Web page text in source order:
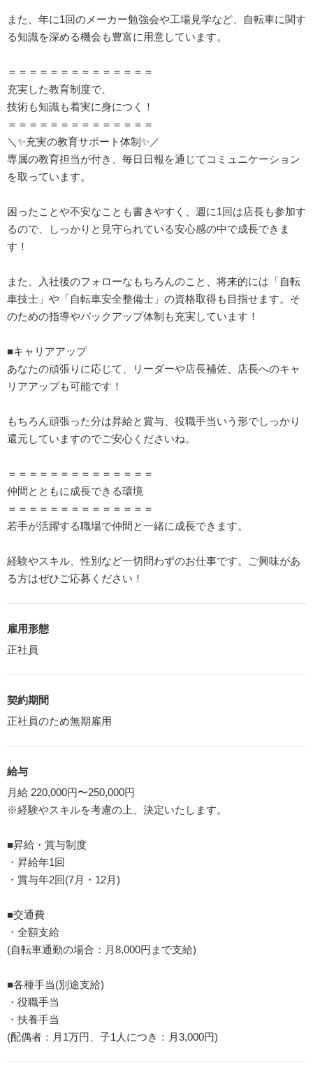
また、年に1回のメーカー勉強会や工場見学など、自転車に関す
る知識を深める機会も豊富に用意しています。
＝＝＝＝＝＝＝＝＝＝＝＝＝＝
充実した教育制度で、
技術も知識も着実に身につく！
＝＝＝＝＝＝＝＝＝＝＝＝＝＝
＼✨️充実の教育サポート体制✨️／
専属の教育担当が付き、毎日日報を通じてコミュニケーション
を取っています。
困ったことや不安なことも書きやすく、週に1回は店長も参加す
るので、しっかりと見守られている安心感の中で成長できま
す！
また、入社後のフォローなもちろんのこと、将来的には「自転
車技士」や「自転車安全整備士」の資格取得も目指せます。そ
のための指導やバックアップ体制も充実しています！
■キャリアアップ
あなたの頑張りに応じて、リーダーや店長補佐、店長へのキャ
リアアップも可能です！
もちろん頑張った分は昇給と賞与、役職手当いう形でしっかり
還元していますのでご安心くださいね。
＝＝＝＝＝＝＝＝＝＝＝＝＝＝
仲間とともに成長できる環境
＝＝＝＝＝＝＝＝＝＝＝＝＝＝
若手が活躍する職場で仲間と一緒に成長できます。
経験やスキル、性別など一切問わずのお仕事です。ご興味があ
る方はぜひご応募ください！
雇用形態
正社員
契約期間
正社員のため無期雇用
給与
月給 220,000円〜250,000円
※経験やスキルを考慮の上、決定いたします。
■昇給・賞与制度
・昇給年1回
・賞与年2回(7月・12月)
■交通費
・全額支給
(自転車通勤の場合：月8,000円まで支給)
■各種手当(別途支給)
・役職手当
・扶養手当
(配偶者：月1万円、子1人につき：月3,000円)